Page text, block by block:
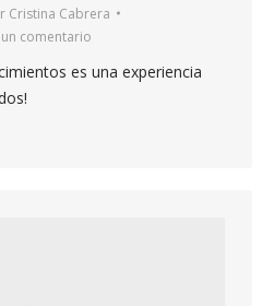
Cristina Cabrera
comentario
es una experiencia